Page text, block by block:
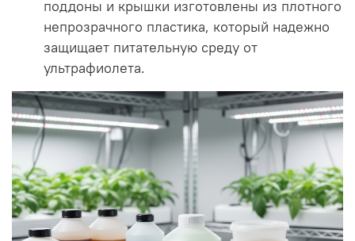
поддоны и крышки изготовлены из плотного
непрозрачного пластика, который надежно
защищает питательную среду от
ультрафиолета.